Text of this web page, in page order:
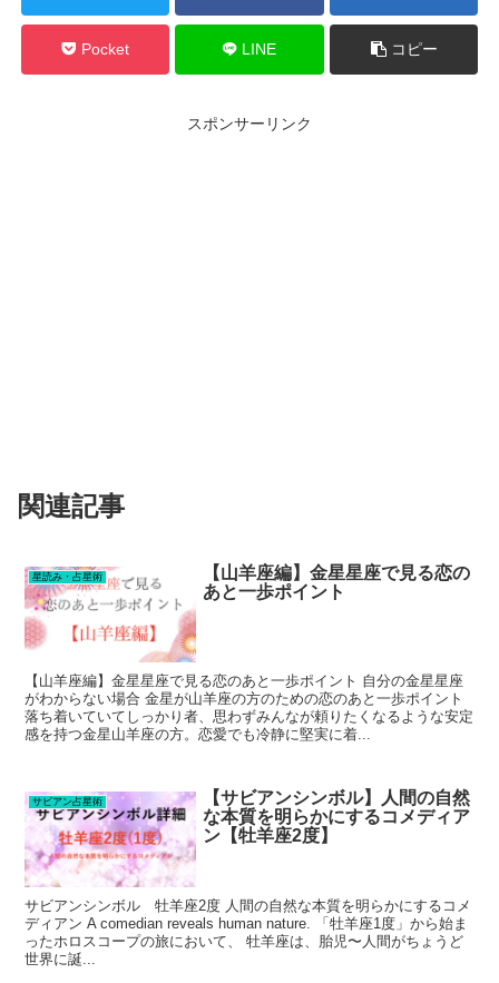
Pocket LINE コピー
スポンサーリンク
関連記事
星読み・占星術
【山羊座編】金星星座で見る恋の
あと一歩ポイント
【山羊座編】金星星座で見る恋のあと一歩ポイント 自分の金星星座
がわからない場合 金星が山羊座の方のための恋のあと一歩ポイント
落ち着いていてしっかり者、思わずみんなが頼りたくなるような安定
感を持つ金星山羊座の方。恋愛でも冷静に堅実に着...
サビアン占星術
【サビアンシンボル】人間の自然
な本質を明らかにするコメディア
ン【牡羊座2度】
サビアンシンボル 牡羊座2度 人間の自然な本質を明らかにするコメ
ディアン A comedian reveals human nature. 「牡羊座1度」から始ま
ったホロスコープの旅において、 牡羊座は、胎児〜人間がちょうど
世界に誕...